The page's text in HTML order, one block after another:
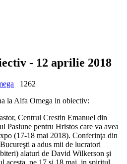
- 12 aprilie 2018
1262
la Alfa Omega in obiectiv:
Centrul Crestin Emanuel din
Pasiune pentru Hristos care va avea
(17-18 mai 2018). Conferinţa din
a adus mii de lucratori
alaturi de David Wilkerson şi
acesta, pe 17 si 18 mai, in spiritul